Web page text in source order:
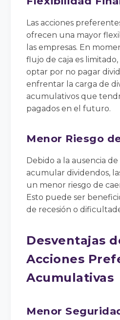
Las acciones
ofrecen una mayor
las empresas. En
flujo de caja es
optar por no pagar
enfrentar la carga de
acumulativos que
pagados en el futuro.
Menor Riesgo
Debido a la ausencia
acumular dividendos,
un menor riesgo de
Esto puede ser
de recesión o
Desventajas
Acciones
Acumulativas
Menor